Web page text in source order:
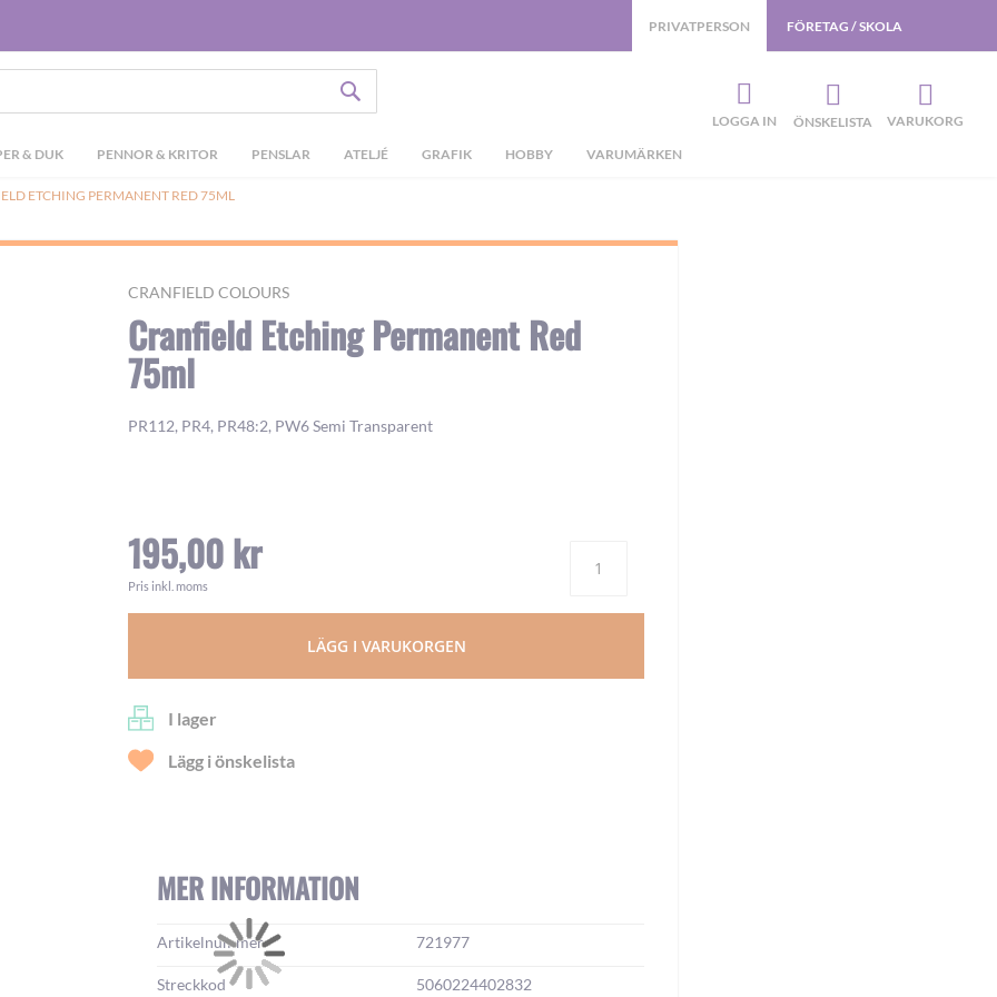
& DUK PENNOR & KRITOR PENSLAR ATELJÉ GRAFIK HOBBY VARUMÄRKEN
PRIVATPERSON FÖRETAG / SKOLA
LOGGA IN ÖNSKELISTA VARUKORG
ETCHING PERMANENT RED 75ML
CRANFIELD COLOURS
Cranfield Etching Permanent Red
75ml
PR112, PR4, PR48:2, PW6 Semi Transparent
195,00 kr
Pris inkl. moms
LÄGG I VARUKORGEN
I lager
Lägg i önskelista
MER INFORMATION
Mer
information:
Artikelnummer 721977
Streckkod 5060224402832